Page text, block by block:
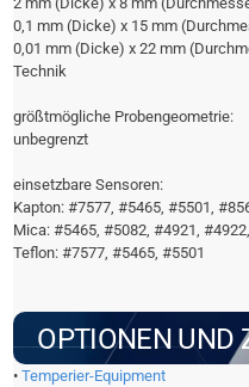
0,1 mm (Dicke) x 15 mm
0,01 mm (Dicke) x 22 mm
Technik
größtmögliche Probengeometrie:
unbegrenzt
einsetzbare Sensoren:
Kapton: #7577, #5465, #5501,
Mica: #5465, #5082, #4921,
Teflon: #7577, #5465, #5501
OPTIONEN UND
•Temperier-Equipment